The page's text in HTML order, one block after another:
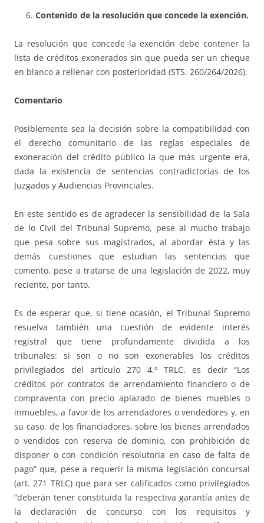
Contenido de la resolución que concede la exención.
La resolución que concede la exención debe contener la
lista de créditos exonerados sin que pueda ser un cheque
en blanco a rellenar con posterioridad (STS. 260/264/2026).
Comentario
Posiblemente sea la decisión sobre la compatibilidad con
el derecho comunitario de las reglas especiales de
exoneración del crédito público la que más urgente era,
dada la existencia de sentencias contradictorias de los
Juzgados y Audiencias Provinciales.
En este sentido es de agradecer la sensibilidad de la Sala
de lo Civil del Tribunal Supremo, pese al mucho trabajo
que pesa sobre sus magistrados, al abordar ésta y las
demás cuestiones que estudian las sentencias que
comento, pese a tratarse de una legislación de 2022, muy
reciente, por tanto.
Es de esperar que, si tiene ocasión, el Tribunal Supremo
resuelva también una cuestión de evidente interés
registral que tiene profundamente dividida a los
tribunales: si son o no son exonerables los créditos
privilegiados del artículo 270 4.º TRLC, es decir “Los
créditos por contratos de arrendamiento financiero o de
compraventa con precio aplazado de bienes muebles o
inmuebles, a favor de los arrendadores o vendedores y, en
su caso, de los financiadores, sobre los bienes arrendados
o vendidos con reserva de dominio, con prohibición de
disponer o con condición resolutoria en caso de falta de
pago” que, pese a requerir la misma legislación concursal
(art. 271 TRLC) que para ser calificados como privilegiados
”deberán tener constituida la respectiva garantía antes de
la declaración de concurso con los requisitos y